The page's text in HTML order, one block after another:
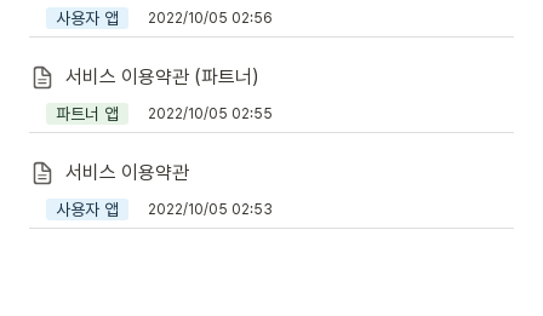
사용자 앱 2022/10/05 02:56
서비스 이용약관 (파트너)
파트너 앱 2022/10/05 02:55
서비스 이용약관
사용자 앱 2022/10/05 02:53